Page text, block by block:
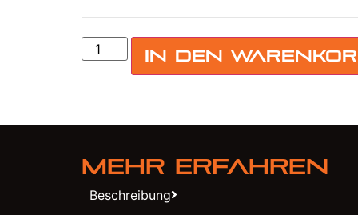
In den
Mehr erfahren
Beschreibung